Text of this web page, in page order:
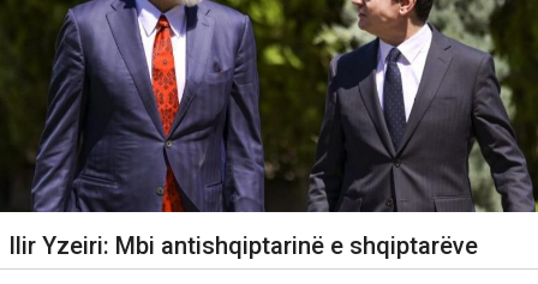
Ilir Yzeiri: Mbi antishqiptarinë e shqiptarëve